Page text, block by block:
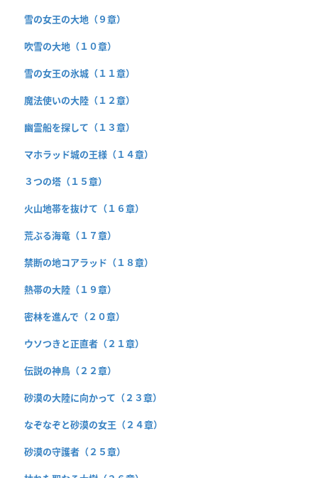
雪の女王の大地（９章）
吹雪の大地（１０章）
雪の女王の氷城（１１章）
魔法使いの大陸（１２章）
幽霊船を探して（１３章）
マホラッド城の王様（１４章）
３つの塔（１５章）
火山地帯を抜けて（１６章）
荒ぶる海竜（１７章）
禁断の地コアラッド（１８章）
熱帯の大陸（１９章）
密林を進んで（２０章）
ウソつきと正直者（２１章）
伝説の神鳥（２２章）
砂漠の大陸に向かって（２３章）
なぞなぞと砂漠の女王（２４章）
砂漠の守護者（２５章）